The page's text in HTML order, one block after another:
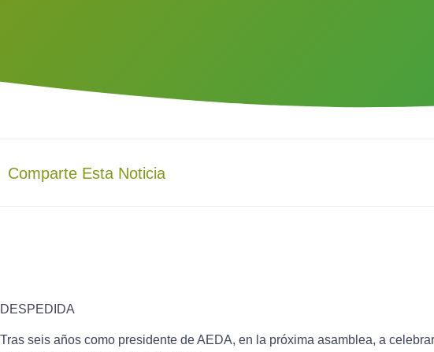
Comparte Esta Noticia
DESPEDIDA
Tras seis años como presidente de AEDA, en la próxima asamblea, a